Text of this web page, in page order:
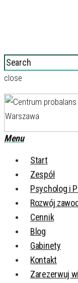
close
Menu
Start
Zespół
Psycholog i
Rozwój
Cennik
Blog
Gabinety
Kontakt
Zarezerwuj